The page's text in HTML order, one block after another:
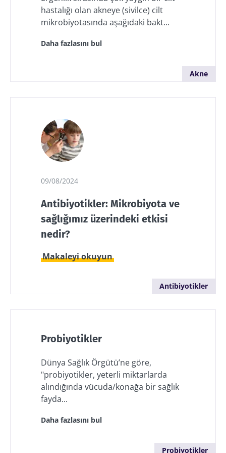
hastalığı olan akneye (sivilce) cilt
mikrobiyotasında aşağıdaki bakt...
Daha fazlasını bul
Akne
09/08/2024
Antibiyotikler: Mikrobiyota ve
sağlığımız üzerindeki etkisi
nedir?
Makaleyi okuyun
Antibiyotikler
Probiyotikler
Dünya Sağlık Örgütü’ne göre,
"probiyotikler, yeterli miktarlarda
alındığında vücuda/konağa bir sağlık
fayda...
Daha fazlasını bul
Probiyotikler
Cinsellik:
seminal-vajinal
mikrobiyotanın
gizli yaşamı
Depresyon:
gazlı
içecekler
Makaleyi
okuyun